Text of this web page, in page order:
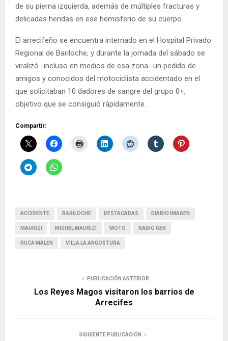
de su pierna izquierda, además de múltiples fracturas y
delicadas heridas en ese hemisferio de su cuerpo.
El arrecifeño se encuentra internado en el Hospital Privado
Regional de Bariloche, y durante la jornada del sábado se
viralizó -incluso en medios de esa zona- un pedido de
amigos y conocidos del motociclista accidentado en el
que solicitaban 10 dadores de sangre del grupo 0+,
objetivo que se consiguió rápidamente.
Compartir:
ACCIDENTE BARILOCHE DESTACADAS DIARIO IMAGEN
MAURIZI MIGUEL MAURIZI MOTO RADIO GEN
RUCA MALEN VILLA LA ANGOSTURA
PUBLICACIÓN ANTERIOR
Los Reyes Magos visitaron los barrios de
Arrecifes
SIGUIENTE PUBLICACIÓN